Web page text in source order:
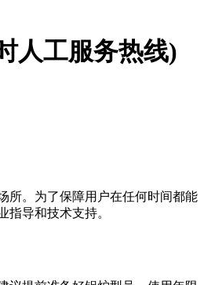
人工服务热线)
所。为了保障用户在任何时间都能
导和技术支持。